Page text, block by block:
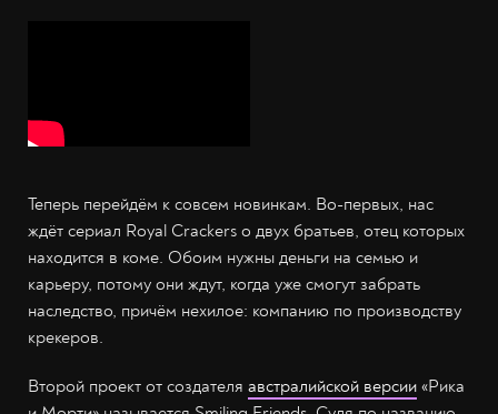
Теперь перейдём к совсем новинкам. Во-первых, нас
ждёт сериал Royal Crackers о двух братьев, отец которых
находится в коме. Обоим нужны деньги на семью и
карьеру, потому они ждут, когда уже смогут забрать
наследство, причём нехилое: компанию по производству
крекеров.
Второй проект от создателя австралийской версии «Рика